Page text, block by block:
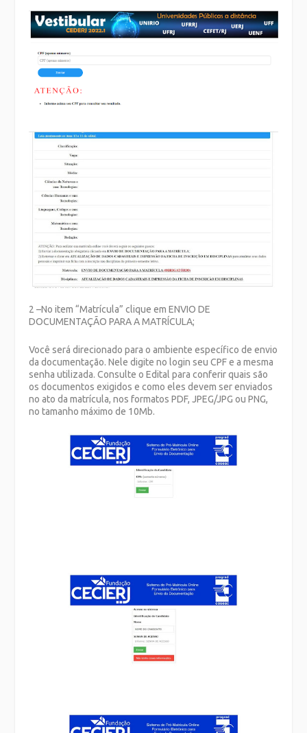
2 –No item “Matrícula” clique emENVIO DE
DOCUMENTAÇÃO PARA A MATRÍCULA;
Você será direcionado para o ambiente específico de envio
da documentação. Nele digite no login seu CPF e a mesma
senha utilizada. Consulte o Edital para conferir quais são
os documentos exigidos e como eles devem ser enviados
no ato da matrícula, nos formatos PDF, JPEG/JPG ou PNG,
no tamanho máximo de 10Mb.